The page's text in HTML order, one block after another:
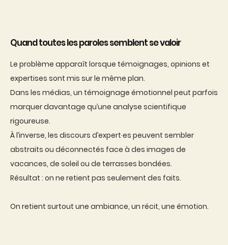
Quand toutes les paroles semblent se valoir
Le problème apparaît lorsque témoignages, opinions et
expertises sont mis sur le même plan.
Dans les médias, un témoignage émotionnel peut parfois
marquer davantage qu’une analyse scientifique
rigoureuse.
À l’inverse, les discours d’expert·es peuvent sembler
abstraits ou déconnectés face à des images de
vacances, de soleil ou de terrasses bondées.
Résultat : on ne retient pas seulement des faits.
On retient surtout une ambiance, un récit, une émotion.